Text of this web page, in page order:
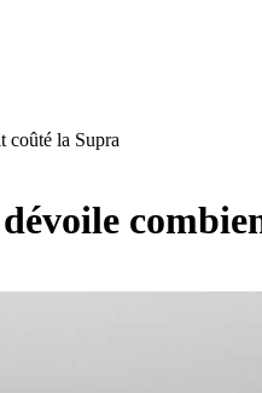
coûté la Supra